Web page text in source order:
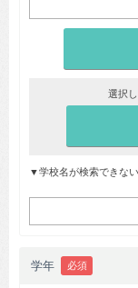
選択
▼学校名が検索できな
学年 必須